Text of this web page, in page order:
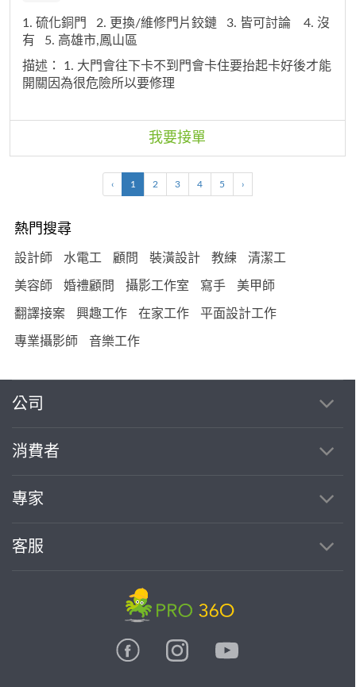
1. 硫化銅門 2. 更換/維修門片鉸鏈 3. 皆可討論
4. 沒
有
5. 高雄市,鳳山區
描述： 1. 大門會往下卡不到門會卡住要抬起卡好後才能
開關因為很危險所以要修理
我要接單
‹ 1 2 3 4 5 ›
熱門搜尋
設計師 水電工 顧問 裝潢設計 教練 清潔工
美容師 婚禮顧問 攝影工作室 寫手 美甲師
翻譯接案 興趣工作 在家工作 平面設計工作
專業攝影師 音樂工作
公司
消費者
專家
客服